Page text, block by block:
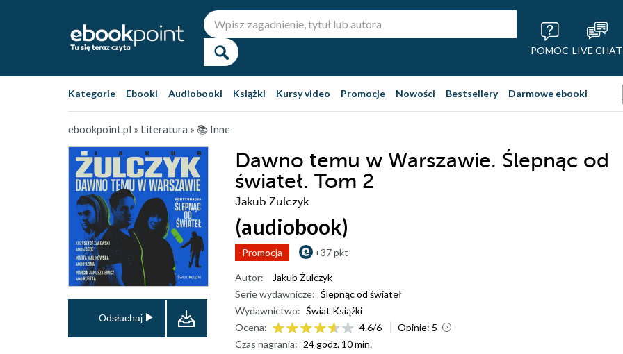
POMOC LIVE CHAT
Kategorie Ebooki Audiobooki Książki Kursy video Promocje Nowości Bestsellery Darmowe ebooki
ebookpoint.pl » Literatura » 📚 Inne
Dawno temu w Warszawie. Ślepnąc od
świateł. Tom 2
Jakub Żulczyk
(audiobook)
Promocja +37 pkt
Odsłuchaj
Autor:
Jakub Żulczyk
Serie wydawnicze: Ślepnąc od świateł
Wydawnictwo: Świat Książki
Ocena:
4.6/6 Opinie: 5
Czas nagrania: 24 godz. 10 min.